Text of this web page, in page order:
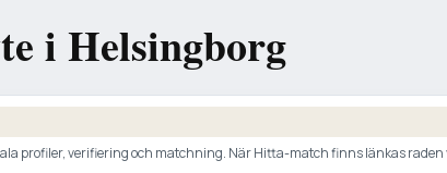
i Helsingborg
profiler, verifiering och matchning. När Hitta-match finns länkas